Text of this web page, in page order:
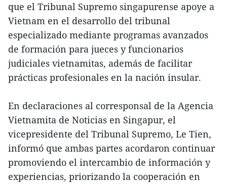
que el Tribunal Supremo singapurense apoye a
Vietnam en el desarrollo del tribunal
especializado mediante programas avanzados
de formación para jueces y funcionarios
judiciales vietnamitas, además de facilitar
prácticas profesionales en la nación insular.
En declaraciones al corresponsal de la Agencia
Vietnamita de Noticias en Singapur, el
vicepresidente del Tribunal Supremo, Le Tien,
informó que ambas partes acordaron continuar
promoviendo el intercambio de información y
experiencias, priorizando la cooperación en